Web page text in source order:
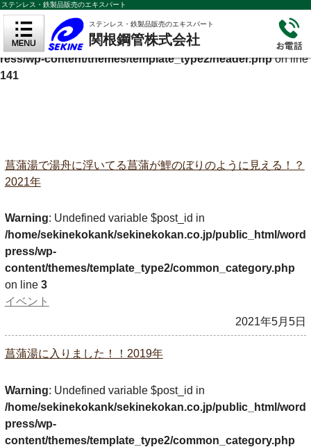
Warning
: Undefined variable $cf_description in
/home/sekinekokank/sekinekokan.co.jp/public_html/wordp
ress/wp-content/themes/template_type2/header.phpon line
141
ステンレス・鉄製品販売のエキスパート
ステンレス・鉄製品販売のエキスパート
関根鋼管株式会社
菖蒲湯で湯舟に浮いてる菖蒲が鯉のぼりのように見える！？
2021年
Warning: Undefined variable $post_id in
/home/sekinekokank/sekinekokan.co.jp/public_html/word
press/wp-
content/themes/template_type2/common_category.php
on line 3
イベント
2021年5月5日
菖蒲湯に入りました！！2019年
Warning: Undefined variable $post_id in
/home/sekinekokank/sekinekokan.co.jp/public_html/word
press/wp-
content/themes/template_type2/common_category.php